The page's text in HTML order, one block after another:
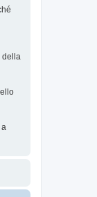
della
a